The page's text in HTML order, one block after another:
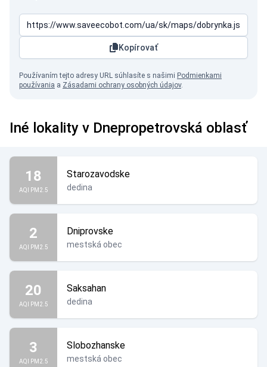
Kopírovať
Používaním tejto adresy URL súhlasíte s našimi Podmienkami
používania a Zásadami ochrany osobných údajov.
Iné lokality v Dnepropetrovská oblasť
18
AQI PM2.5
Starozavodske
dedina
2
AQI PM2.5
Dniprovske
mestská obec
20
AQI PM2.5
Saksahan
dedina
3
AQI PM2.5
Slobozhanske
mestská obec